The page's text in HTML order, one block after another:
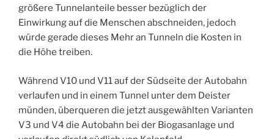
größere Tunnelanteile besser bezüglich der
Einwirkung auf die Menschen abschneiden, jedoch
würde gerade dieses Mehr an Tunneln die Kosten in
die Höhe treiben.
Während V10 und V11 auf der Südseite der Autobahn
verlaufen und in einem Tunnel unter dem Deister
münden, überqueren die jetzt ausgewählten Varianten
V3 und V4 die Autobahn bei der Biogasanlage und